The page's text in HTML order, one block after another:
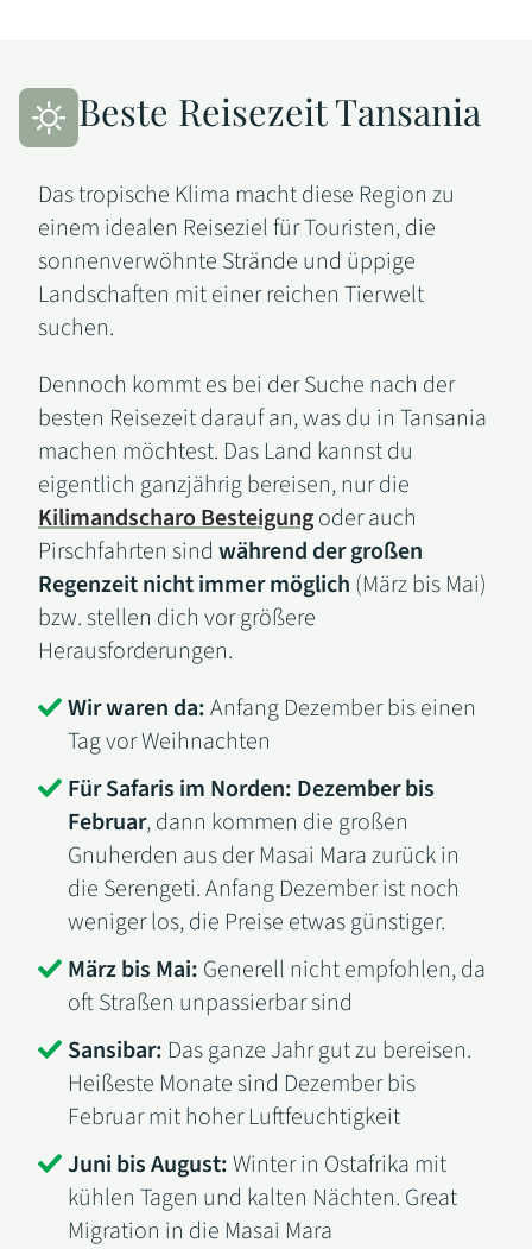
Beste Reisezeit Tansania
Das tropische Klima macht diese Region zu
einem idealen Reiseziel für Touristen, die
sonnenverwöhnte Strände und üppige
Landschaften mit einer reichen Tierwelt
suchen.
Dennoch kommt es bei der Suche nach der
besten Reisezeit darauf an, was du in Tansania
machen möchtest. Das Land kannst du
eigentlich ganzjährig bereisen, nur die
Kilimandscharo Besteigungoder auch
Pirschfahrten sind während der großen
Regenzeit nicht immer möglich (März bis Mai)
bzw. stellen dich vor größere
Herausforderungen.
Wir waren da:Anfang Dezember bis einen
Tag vor Weihnachten
Für Safaris im Norden: Dezember bis
Februar, dann kommen die großen
Gnuherden aus der Masai Mara zurück in
die Serengeti. Anfang Dezember ist noch
weniger los, die Preise etwas günstiger.
März bis Mai: Generell nicht empfohlen, da
oft Straßen unpassierbar sind
Sansibar: Das ganze Jahr gut zu bereisen.
Heißeste Monate sind Dezember bis
Februar mit hoher Luftfeuchtigkeit
Juni bis August:Winter in Ostafrika mit
kühlen Tagen und kalten Nächten. Great
Migration in die Masai Mara